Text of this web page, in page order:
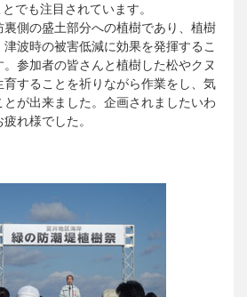
でも注目されています。
側の盛土部分への植樹であり、植樹
波時の被害低減に効果を発揮するこ
参加者の皆さんと植樹した松やクヌ
することを祈りながら作業をし、気
が出来ました。企画されましたいわ
れ様でした。